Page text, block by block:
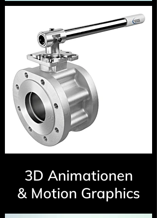
3D Animationen
& Motion Graphics